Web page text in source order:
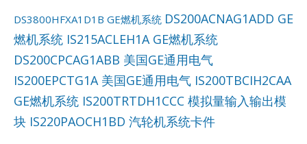
DS3800HFXA1D1B GE燃机系统 DS200ACNAG1ADD GE
燃机系统 IS215ACLEH1A GE燃机系统
DS200CPCAG1ABB 美国GE通用电气
IS200EPCTG1A 美国GE通用电气 IS200TBCIH2CAA
GE燃机系统 IS200TRTDH1CCC 模拟量输入输出模
块 IS220PAOCH1BD 汽轮机系统卡件